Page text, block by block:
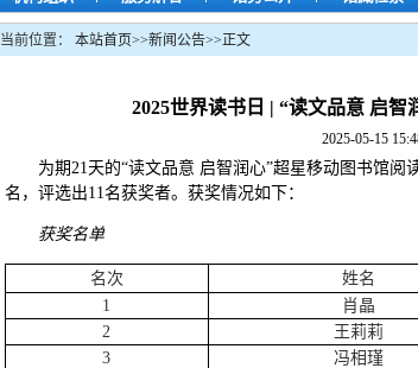
当前位置： 本站首页>>新闻公告>>正文
2025世界读书日 | “读文品意 启智
2025-05-15
为期21天的“读文品意 启智润心”超星移动图书馆
名，评选出11名获奖者。获奖情况如下：
获奖名单
名次 姓名
1
肖晶
2
王莉莉
3
冯相瑾